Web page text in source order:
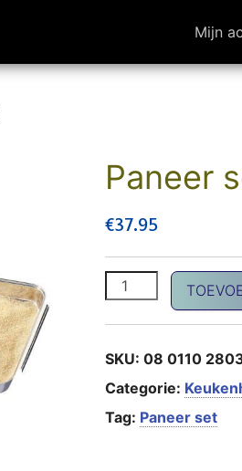
Mijn
Paneer
€37.95
Paneer set 3-dlg
SKU: 08 0110
Categorie:
Tag: Paneer set